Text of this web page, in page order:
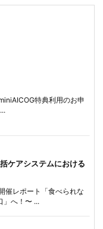
特典利用のお申
ケアシステムにおける
催レポート「食べられな
」へ！〜 ...